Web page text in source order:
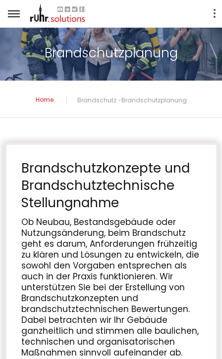
Brandschutzplanung
Home Brandschutz -Brandschutzplanung
Brandschutzkonzepte und
Brandschutz­technische
Stellungnahme
Ob Neubau, Bestandsgebäude oder
Nutzungsänderung, beim Brandschutz
geht es darum, Anforderungen frühzeitig
zu klären und Lösungen zu entwickeln, die
sowohl den Vorgaben entsprechen als
auch in der Praxis funktionieren. Wir
unterstützen Sie bei der Erstellung von
Brandschutzkonzepten und
brandschutztechnischen Bewertungen.
Dabei betrachten wir Ihr Gebäude
ganzheitlich und stimmen alle baulichen,
technischen und organisatorischen
Maßnahmen sinnvoll aufeinander ab.